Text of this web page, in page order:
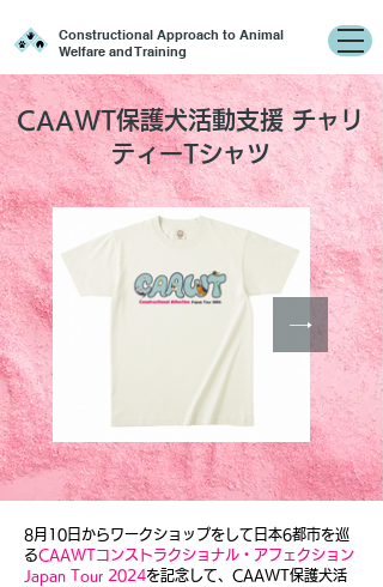
Constructional Approach to Animal
Welfare and Training
CAAWT保護犬活動支援 チャリ
ティーTシャツ
8月10日からワークショップをして日本6都市を巡
るCAAWTコンストラクショナル・アフェクション
Japan Tour 2024を記念して、CAAWT保護犬活